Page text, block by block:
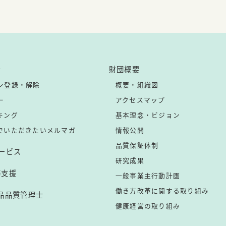
登録・解除
ング
いただきたいメルマガ
ビス
援
品質管理士
財団概要
概要・組織図
アクセスマップ
基本理念・ビジョン
情報公開
品質保証体制
研究成果
一般事業主行動計画
働き方改革に関する取り組み
健康経営の取り組み